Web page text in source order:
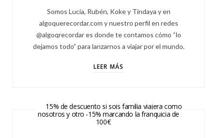
Somos Lucía, Rubén, Koke y Tindaya y en
algoquerecordar.com y nuestro perfil en redes
@algoqrecordar es donde te contamos cómo “lo
dejamos todo” para lanzarnos a viajar por el mundo.
LEER MÁS
15% de descuento si sois familia viajera como
nosotros y otro -15% marcando la franquicia de
100€